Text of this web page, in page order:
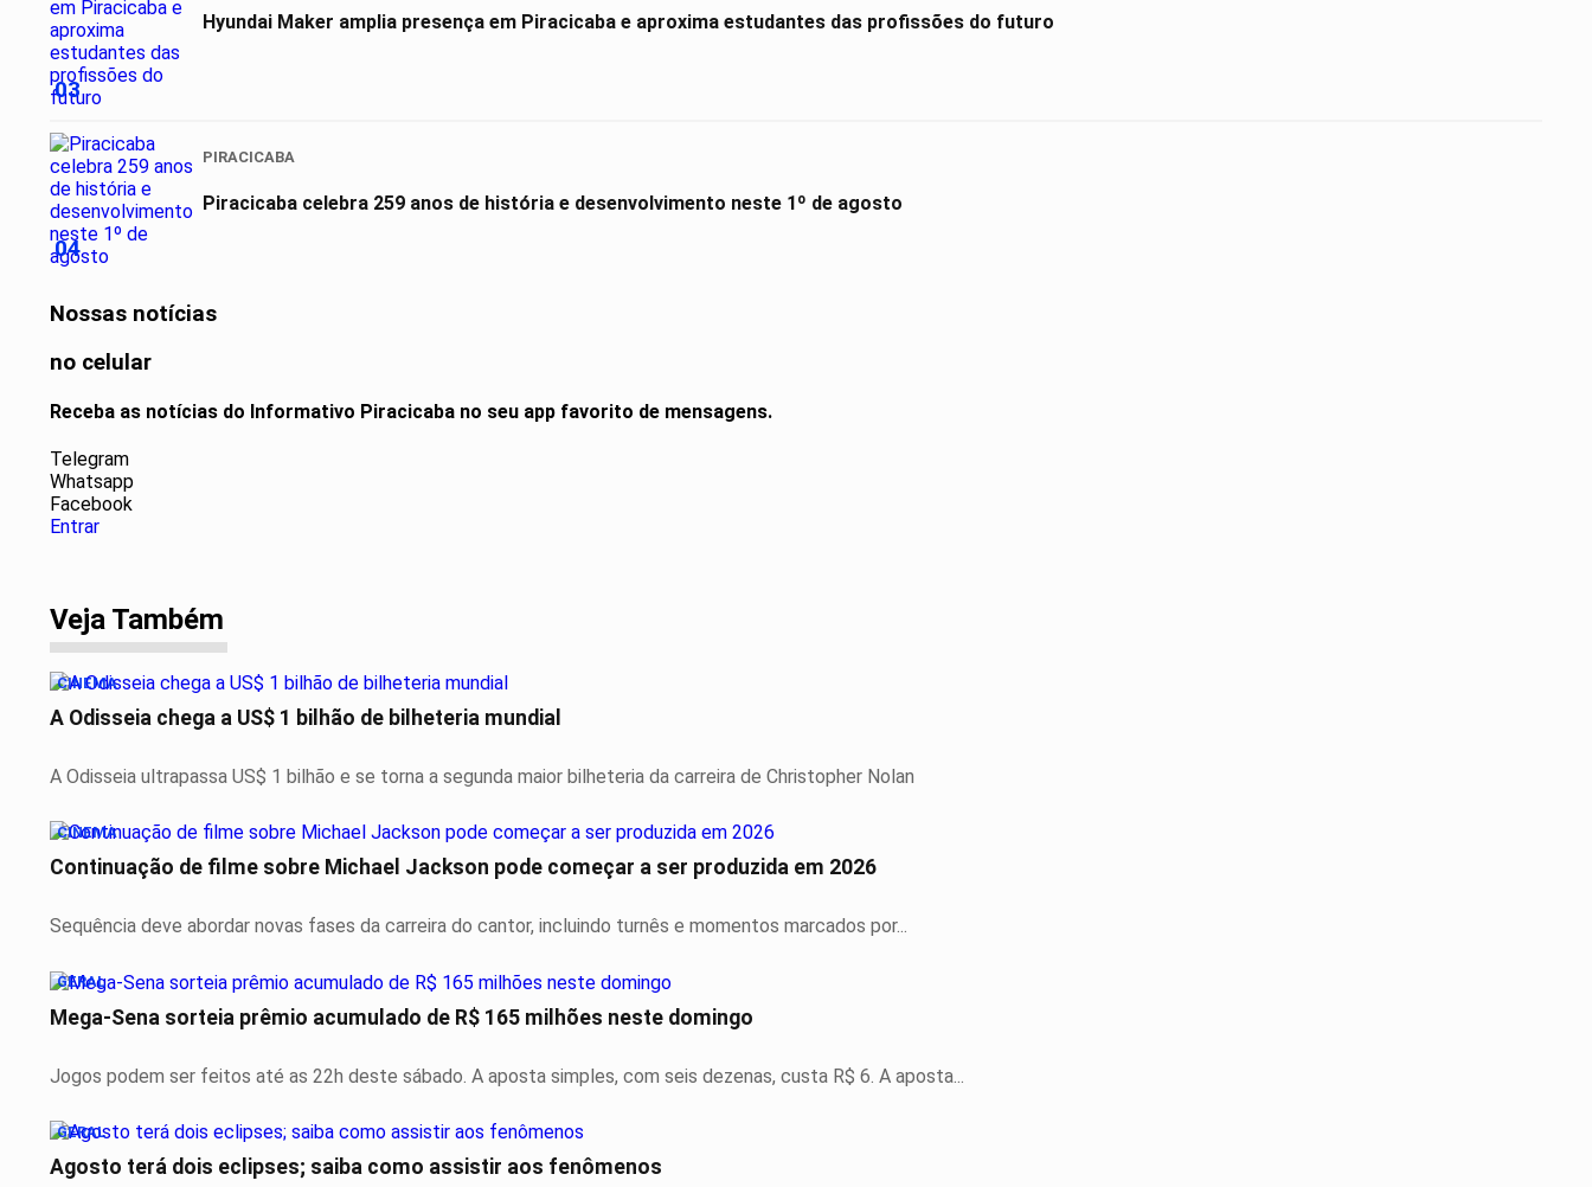
03
Hyundai Maker amplia presença em Piracicaba e aproxima estudantes das profissões do futuro
04
PIRACICABA
Piracicaba celebra 259 anos de história e desenvolvimento neste 1º de agosto
Nossas notícias
no celular
Receba as notícias do Informativo Piracicaba no seu app favorito de mensagens.
Telegram
Whatsapp
Facebook
Entrar
Veja Também
CINEMA
A Odisseia chega a US$ 1 bilhão de bilheteria mundial
A Odisseia ultrapassa US$ 1 bilhão e se torna a segunda maior bilheteria da carreira de Christopher Nolan
CINEMA
Continuação de filme sobre Michael Jackson pode começar a ser produzida em 2026
Sequência deve abordar novas fases da carreira do cantor, incluindo turnês e momentos marcados por...
GERAL
Mega-Sena sorteia prêmio acumulado de R$ 165 milhões neste domingo
Jogos podem ser feitos até as 22h deste sábado. A aposta simples, com seis dezenas, custa R$ 6. A aposta...
GERAL
Agosto terá dois eclipses; saiba como assistir aos fenômenos